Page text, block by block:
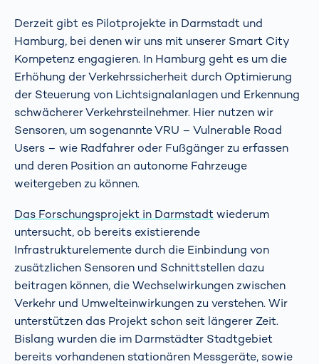
Derzeit gibt es Pilotprojekte in Darmstadt und
Hamburg, bei denen wir uns mit unserer Smart City
Kompetenz engagieren. In Hamburg geht es um die
Erhöhung der Verkehrssicherheit durch Optimierung
der Steuerung von Lichtsignalanlagen und Erkennung
schwächerer Verkehrsteilnehmer. Hier nutzen wir
Sensoren, um sogenannte VRU – Vulnerable Road
Users – wie Radfahrer oder Fußgänger zu erfassen
und deren Position an autonome Fahrzeuge
weitergeben zu können.
Das Forschungsprojekt in Darmstadtwiederum
untersucht, ob bereits existierende
Infrastrukturelemente durch die Einbindung von
zusätzlichen Sensoren und Schnittstellen dazu
beitragen können, die Wechselwirkungen zwischen
Verkehr und Umwelteinwirkungen zu verstehen. Wir
unterstützen das Projekt schon seit längerer Zeit.
Bislang wurden die im Darmstädter Stadtgebiet
bereits vorhandenen stationären Messgeräte, sowie